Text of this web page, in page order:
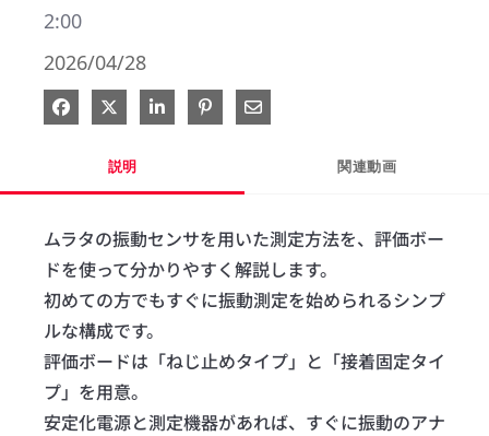
2:00
2026/04/28
Facebook で共有
Xで共有する
LinkedIn で共有
Pinterest に投稿
電子メールで共有
説明 関連動画
ムラタの振動センサを用いた測定方法を、評価ボー
ドを使って分かりやすく解説します。
初めての方でもすぐに振動測定を始められるシンプ
ルな構成です。
評価ボードは「ねじ止めタイプ」と「接着固定タイ
プ」を用意。
安定化電源と測定機器があれば、すぐに振動のアナ